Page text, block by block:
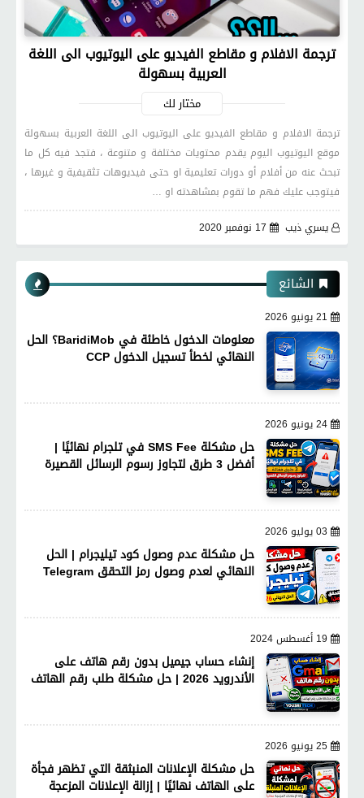
ترجمة الافلام و مقاطع الفيديو على اليوتيوب الى اللغة
العربية بسهولة
مختار لك
ترجمة الافلام و مقاطع الفيديو على اليوتيوب الى اللغة العربية بسهولة
موقع اليوتيوب اليوم يقدم محتويات مختلفة و متنوعة ، فتجد فيه كل ما
تبحث عنه من أفلام أو دورات تعليمية او حتى فيديوهات تثقيفية و غيرها ،
فيتوجب عليك فهم ما تقوم بمشاهدته او …
يسري ذيب
17 نوفمبر 2020
الشائع
21 يونيو 2026
معلومات الدخول خاطئة في BaridiMob؟ الحل
النهائي لخطأ تسجيل الدخول CCP
24 يونيو 2026
حل مشكلة SMS Fee في تلجرام نهائيًا |
أفضل 3 طرق لتجاوز رسوم الرسائل القصيرة
03 يوليو 2026
حل مشكلة عدم وصول كود تيليجرام | الحل
النهائي لعدم وصول رمز التحقق Telegram
19 أغسطس 2024
إنشاء حساب جيميل بدون رقم هاتف على
الأندرويد 2026 | حل مشكلة طلب رقم الهاتف
25 يونيو 2026
حل مشكلة الإعلانات المنبثقة التي تظهر فجأة
على الهاتف نهائيًا | إزالة الإعلانات المزعجة